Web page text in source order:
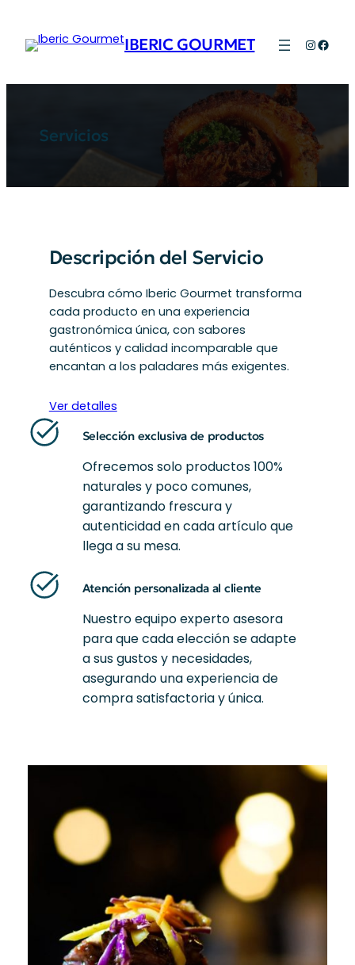
contenido
IBERIC GOURMET
Servicios
Descripción del Servicio
Descubra cómo Iberic Gourmet transforma
cada producto en una experiencia
gastronómica única, con sabores
auténticos y calidad incomparable que
encantan a los paladares más exigentes.
Ver detalles
Selección exclusiva de productos
Ofrecemos solo productos 100%
naturales y poco comunes,
garantizando frescura y
autenticidad en cada artículo que
llega a su mesa.
Atención personalizada al cliente
Nuestro equipo experto asesora
para que cada elección se adapte
a sus gustos y necesidades,
asegurando una experiencia de
compra satisfactoria y única.